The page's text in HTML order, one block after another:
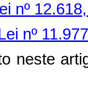
nº
nº
neste